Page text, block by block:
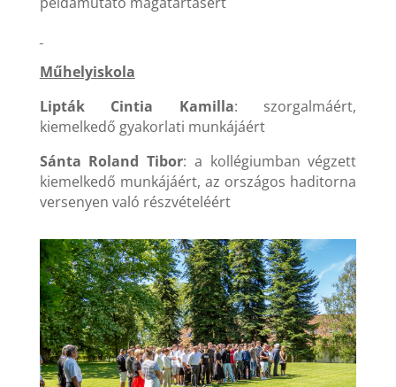
Műhelyiskola
Lipták Cintia Kamilla: szorgalmáért,
kiemelkedő gyakorlati munkájáért
Sánta Roland Tibor: a kollégiumban végzett
kiemelkedő munkájáért, az országos haditorna
versenyen való részvételéért